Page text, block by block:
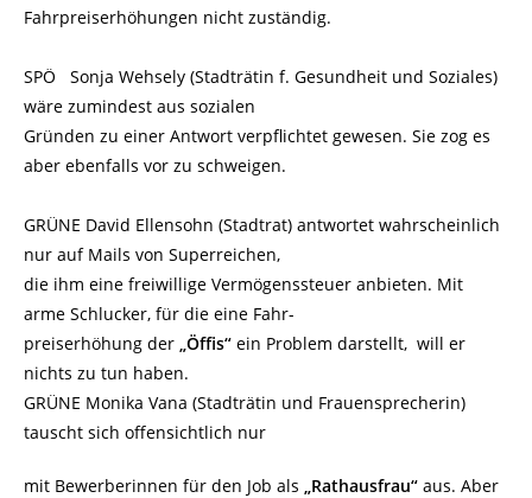
Fahrpreiserhöhungen nicht zuständig.
SPÖ Sonja Wehsely (Stadträtin f. Gesundheit und Soziales)
wäre zumindest aus sozialen
Gründen zu einer Antwort verpflichtet gewesen. Sie zog es
aber ebenfalls vor zu schweigen.
GRÜNE David Ellensohn (Stadtrat) antwortet wahrscheinlich
nur auf Mails von Superreichen,
die ihm eine freiwillige Vermögenssteuer anbieten. Mit
arme Schlucker, für die eine Fahr-
preiserhöhung der „Öffis“ ein Problem darstellt, will er
nichts zu tun haben.
GRÜNE Monika Vana (Stadträtin und Frauensprecherin)
tauscht sich offensichtlich nur
mit Bewerberinnen für den Job als „Rathausfrau“ aus. Aber